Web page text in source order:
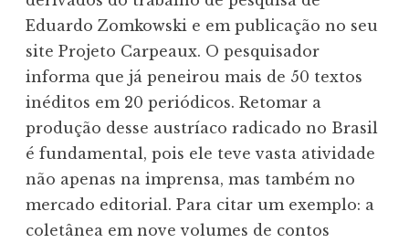
Eduardo Zomkowski e em publicação no seu
site Projeto Carpeaux. O pesquisador
informa que já peneirou mais de 50 textos
inéditos em 20 periódicos. Retomar a
produção desse austríaco radicado no Brasil
é fundamental, pois ele teve vasta atividade
não apenas na imprensa, mas também no
mercado editorial. Para citar um exemplo: a
coletânea em nove volumes de contos